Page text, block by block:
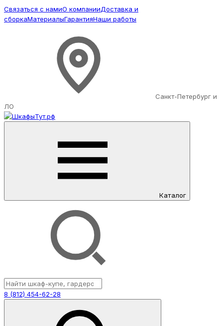
Связаться с намиО компанииДоставка и
сборкаМатериалыГарантияНаши работы
Санкт-Петербург и
ЛО
Каталог
8 (812) 454-62-28